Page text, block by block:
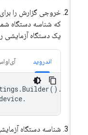
خروجی گزارش را برای
که شناسه دستگاه شما و
یک دستگاه آزمایشی را
اندروید آی‌او‌اس
شناسه دستگاه آزمایشی